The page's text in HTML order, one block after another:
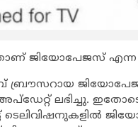
ജിയോപേജസ്
ലഭിച്ചു. ഇതോടെ
ടെലിവിഷനുകളില്‍